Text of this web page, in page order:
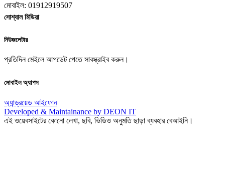
মোবাইল: 01912919507
সোশ্যাল মিডিয়া
নিউজলেটার
প্রতিদিন মেইলে আপডেট পেতে সাবস্ক্রাইব করুন।
মোবাইল অ্যাপস
অ্যান্ড্রয়েড আইফোন
Developed & Maintainance by DEON IT
এই ওয়েবসাইটের কোনো লেখা, ছবি, ভিডিও অনুমতি ছাড়া ব্যবহার বেআইনি।